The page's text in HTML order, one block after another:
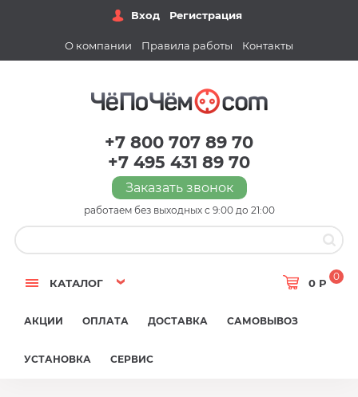
Вход Регистрация
О компании Правила работы Контакты
+7 800 707 89 70
+7 495 431 89 70
Заказать звонок
работаем без выходных с 9:00 до 21:00
КАТАЛОГ 0 Р
0
АКЦИИ ОПЛАТА ДОСТАВКА САМОВЫВОЗ
УСТАНОВКА СЕРВИС